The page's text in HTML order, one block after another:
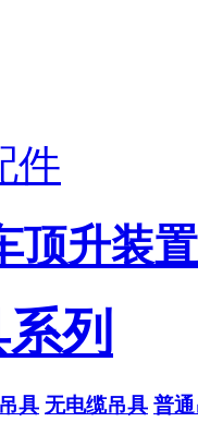
件
顶升装置
列
具 无电缆吊具 普